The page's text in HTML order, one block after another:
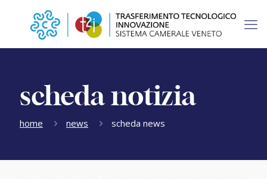
scheda notizia
home news scheda news